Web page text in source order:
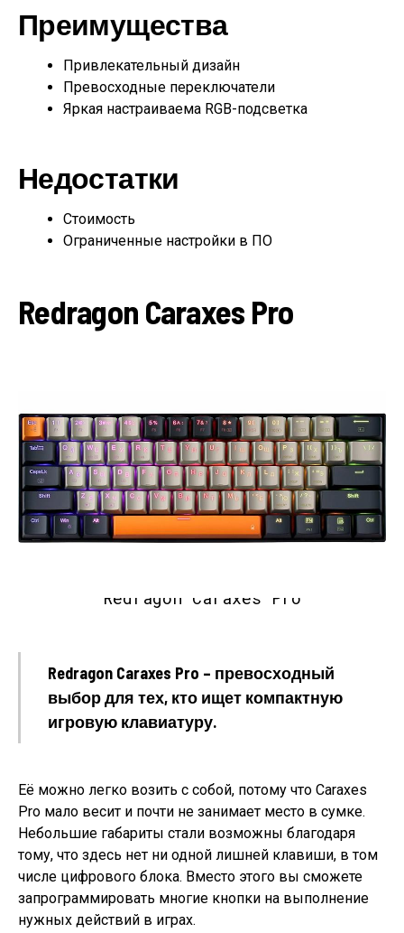
Преимущества
Привлекательный дизайн
Превосходные переключатели
Яркая настраиваема RGB-подсветка
Недостатки
Стоимость
Ограниченные настройки в ПО
Redragon Caraxes Pro
Redragon Caraxes Pro
Redragon Caraxes Pro – превосходный
выбор для тех, кто ищет компактную
игровую клавиатуру.
Её можно легко возить с собой, потому что Caraxes
Pro мало весит и почти не занимает место в сумке.
Небольшие габариты стали возможны благодаря
тому, что здесь нет ни одной лишней клавиши, в том
числе цифрового блока. Вместо этого вы сможете
запрограммировать многие кнопки на выполнение
нужных действий в играх.